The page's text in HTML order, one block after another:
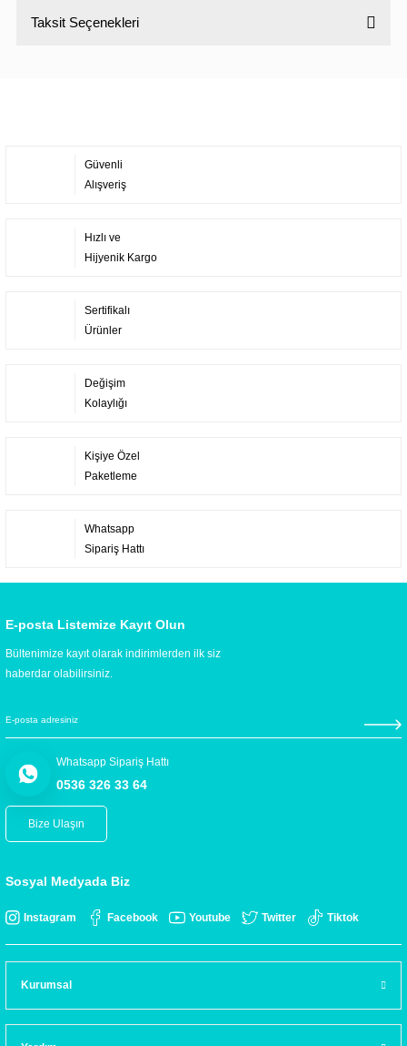
Taksit Seçenekleri
Güvenli
Alışveriş
Hızlı ve
Hijyenik Kargo
Sertifikalı
Ürünler
Değişim
Kolaylığı
Kişiye Özel
Paketleme
Whatsapp
Sipariş Hattı
E-posta Listemize Kayıt Olun
Bültenimize kayıt olarak indirimlerden ilk siz
haberdar olabilirsiniz.
Whatsapp Sipariş Hattı
0536 326 33 64
Bize Ulaşın
Sosyal Medyada Biz
Instagram Facebook Youtube Twitter Tiktok
Kurumsal